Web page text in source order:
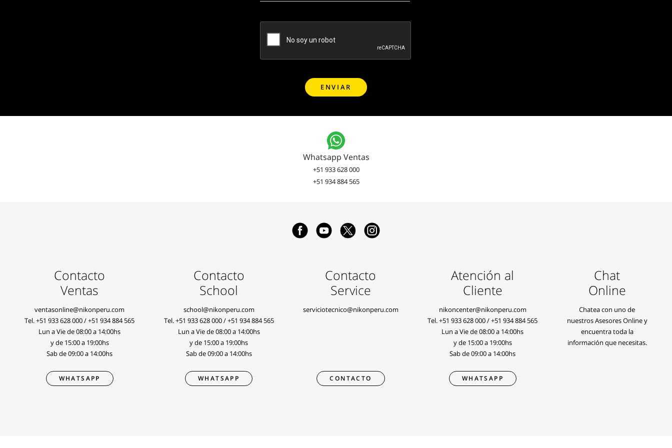
Whatsapp Ventas
+51 933 628 000
+51 934 884 565
Contacto
Ventas
ventasonline@nikonperu.com
Tel.+51 933 628 000/+51 934 884 565
Lun a Vie de 08:00 a 14:00hs
y de 15:00 a 19:00hs
Sab de 09:00 a 14:00hs
WHATSAPP
Contacto
School
school@nikonperu.com
Tel.+51 933 628 000/+51 934 884 565
Lun a Vie de 08:00 a 14:00hs
y de 15:00 a 19:00hs
Sab de 09:00 a 14:00hs
WHATSAPP
Contacto
Service
serviciotecnico@nikonperu.com
CONTACTO
Atención al
Cliente
nikoncenter@nikonperu.com
Tel.+51 933 628 000/+51 934 884 565
Lun a Vie de 08:00 a 14:00hs
y de 15:00 a 19:00hs
Sab de 09:00 a 14:00hs
WHATSAPP
Chat
Online
Chatea con uno de
nuestros Asesores Online y
encuentra toda la
información que necesitas.